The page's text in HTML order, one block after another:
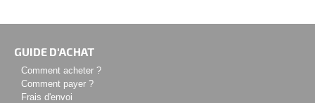
GUIDE D'ACHAT
Comment acheter ?
Comment payer ?
Frais d'envoi